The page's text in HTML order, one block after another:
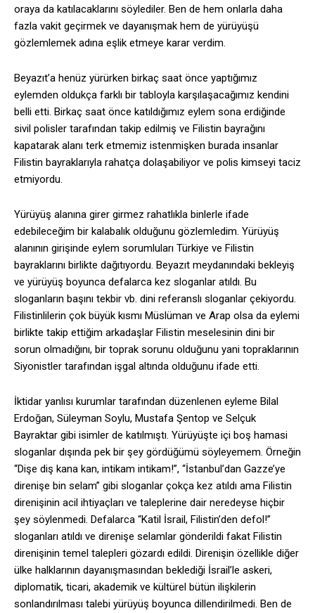
oraya da katılacaklarını söylediler. Ben de hem onlarla daha
fazla vakit geçirmek ve dayanışmak hem de yürüyüşü
gözlemlemek adına eşlik etmeye karar verdim.
Beyazıt’a henüz yürürken birkaç saat önce yaptığımız
eylemden oldukça farklı bir tabloyla karşılaşacağımız kendini
belli etti. Birkaç saat önce katıldığımız eylem sona erdiğinde
sivil polisler tarafından takip edilmiş ve Filistin bayrağını
kapatarak alanı terk etmemiz istenmişken burada insanlar
Filistin bayraklarıyla rahatça dolaşabiliyor ve polis kimseyi taciz
etmiyordu.
Yürüyüş alanına girer girmez rahatlıkla binlerle ifade
edebileceğim bir kalabalık olduğunu gözlemledim. Yürüyüş
alanının girişinde eylem sorumluları Türkiye ve Filistin
bayraklarını birlikte dağıtıyordu. Beyazıt meydanındaki bekleyiş
ve yürüyüş boyunca defalarca kez sloganlar atıldı. Bu
sloganların başını tekbir vb. dini referanslı sloganlar çekiyordu.
Filistinlilerin çok büyük kısmı Müslüman ve Arap olsa da eylemi
birlikte takip ettiğim arkadaşlar Filistin meselesinin dini bir
sorun olmadığını, bir toprak sorunu olduğunu yani topraklarının
Siyonistler tarafından işgal altında olduğunu ifade etti.
İktidar yanlısı kurumlar tarafından düzenlenen eyleme Bilal
Erdoğan, Süleyman Soylu, Mustafa Şentop ve Selçuk
Bayraktar gibi isimler de katılmıştı. Yürüyüşte içi boş hamasi
sloganlar dışında pek bir şey gördüğümü söyleyemem. Örneğin
“Dişe diş kana kan, intikam intikam!”, “İstanbul’dan Gazze’ye
direnişe bin selam” gibi sloganlar çokça kez atıldı ama Filistin
direnişinin acil ihtiyaçları ve taleplerine dair neredeyse hiçbir
şey söylenmedi. Defalarca “Katil İsrail, Filistin’den defol!”
sloganları atıldı ve direnişe selamlar gönderildi fakat Filistin
direnişinin temel talepleri gözardı edildi. Direnişin özellikle diğer
ülke halklarının dayanışmasından beklediği İsrail’le askeri,
diplomatik, ticari, akademik ve kültürel bütün ilişkilerin
sonlandırılması talebi yürüyüş boyunca dillendirilmedi. Ben de